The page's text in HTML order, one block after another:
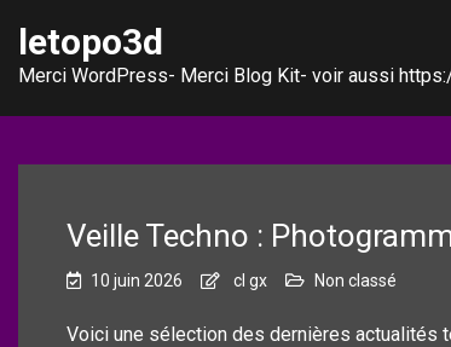
letopo3d
Merci WordPress- Merci Blog Kit- voir aussi
Veille Techno :
10 juin 2026 cl gx Non classé
Voici une sélection des dernières actualités